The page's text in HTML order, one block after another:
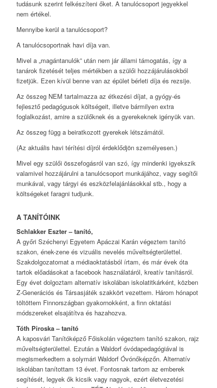
tudásunk szerint felkészíteni őket. A tanulócsoport jegyekkel
nem értékel.
Mennyibe kerül a tanulócsoport?
A tanulócsoportnak havi díja van.
Mivel a „magántanulók” után nem jár állami támogatás, így a
tanárok fizetését teljes mértékben a szülői hozzájárulásokból
fizetjük. Ezen kívül benne van az épület bérleti díja és rezsije.
Az összeg NEM tartalmazza az étkezési díjat, a gyógy-és
fejlesztő pedagógusok költségeit, illetve bármilyen extra
foglalkozást, amire a szülőknek és a gyerekeknek igényük van.
Az összeg függ a beiratkozott gyerekek létszámától.
(Az aktuális havi térítési díjról érdeklődjön személyesen.)
Mivel egy szülői összefogásról van szó, így mindenki igyekszik
valamivel hozzájárulni a tanulócsoport munkájához, vagy segítői
munkával, vagy tárgyi és eszközfelajánlásokkal stb., hogy a
költségeket faragni tudjunk.
A TANÍTÓINK
Schlakker Eszter – tanító,
A győri Széchenyi Egyetem Apáczai Karán végeztem tanító
szakon, ének-zene és vizuális nevelés műveltségterülettel.
Szakdolgozatomat a médiaoktatásból írtam, és már évek óta
tartok előadásokat a facebook használatáról, kreatív tanításról.
Egy évet dolgoztam alternatív iskolában iskolatitkárként, közben
Z-Generációs és Társasjáték szakkört vezettem. Három hónapot
töltöttem Finnországban gyakornokként, a finn oktatási
módszereket elsajátítva és hazahozva.
Tóth Piroska – tanító
A kaposvári Tanítóképző Főiskolán végeztem tanító szakon, rajz
műveltségterülettel. Ezután a Waldorf óvódapedagógiával is
megismerkedtem a solymári Waldorf Óvónőképzőn. Alternatív
iskolában tanítottam 13 évet. Fontosnak tartom az emberek
segítését, legyek ők kicsik vagy nagyok, ezért életvezetési